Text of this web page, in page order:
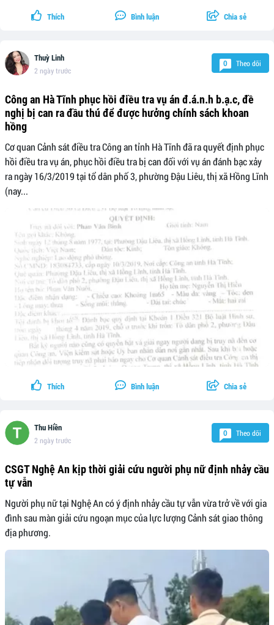
Thích Bình luận Chia sẻ
Thuỳ Linh
2 ngày trước
0 Theo dõi
Công an Hà Tĩnh phục hồi điều tra vụ án đ.á.n.h b.ạ.c, đề
nghị bị can ra đầu thú để được hưởng chính sách khoan
hồng
Cơ quan Cảnh sát điều tra Công an tỉnh Hà Tĩnh đã ra quyết định phục
hồi điều tra vụ án, phục hồi điều tra bị can đối với vụ án đánh bạc xảy
ra ngày 16/3/2019 tại tổ dân phố 3, phường Đậu Liêu, thị xã Hồng Lĩnh
(nay...
Thích Bình luận Chia sẻ
Thu Hiền
2 ngày trước
0 Theo dõi
CSGT Nghệ An kịp thời giải cứu người phụ nữ định nhảy cầu
tự vẫn
Người phụ nữ tại Nghệ An có ý định nhảy cầu tự vẫn vừa trở về với gia
đình sau màn giải cứu ngoạn mục của lực lượng Cảnh sát giao thông
địa phương.